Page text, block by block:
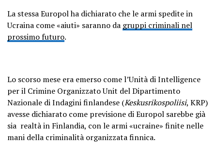
La stessa Europol ha dichiarato che le armi spedite in
Ucraina come «aiuti» saranno da gruppi criminali nel
prossimo futuro.
Lo scorso mese era emerso come l’Unità di Intelligence
per il Crimine Organizzato Unit del Dipartimento
Nazionale di Indagini finlandese (Keskusrikospoliisi, KRP)
avesse dichiarato come previsione di Europol sarebbe già
sia realtà in Finlandia, con le armi «ucraine» finite nelle
mani della criminalità organizzata finnica.